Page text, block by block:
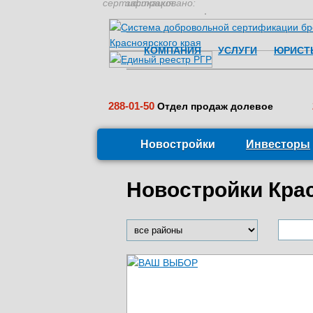
застраховано:
сертификация:
КОМПАНИЯ УСЛУГИ
288-01-50 Отдел продаж долевое
Новостройки Инвесторы
Новостройки